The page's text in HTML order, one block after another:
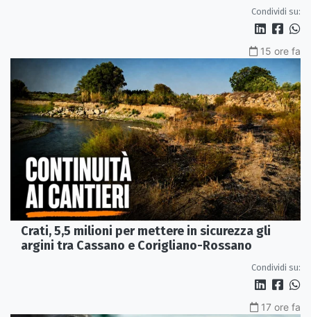
Condividi su:
15 ore fa
Crati, 5,5 milioni per mettere in sicurezza gli
argini tra Cassano e Corigliano-Rossano
Condividi su:
17 ore fa